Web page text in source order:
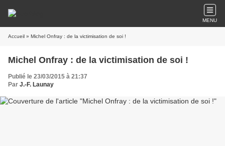
MENU
Accueil » Michel Onfray : de la victimisation de soi !
Michel Onfray : de la victimisation de soi !
Publié le 23/03/2015 à 21:37
Par J.-F. Launay